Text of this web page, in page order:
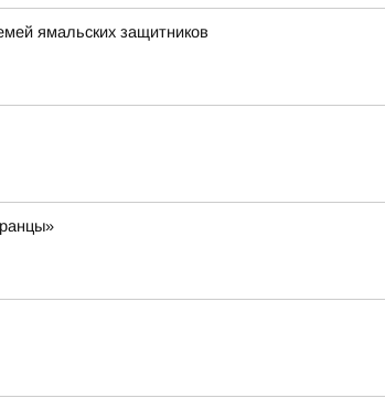
ямальских защитников